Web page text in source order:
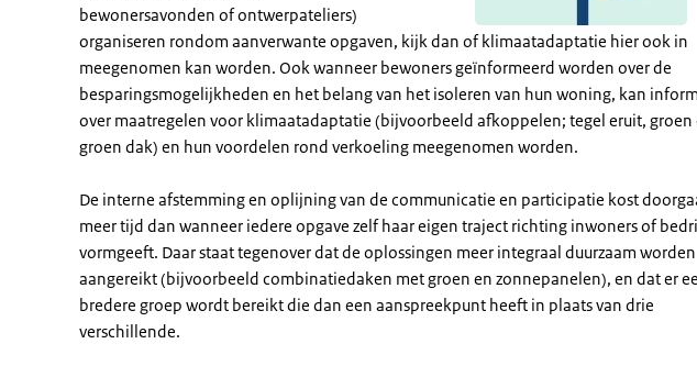
bewonersavonden of ontwerpateliers)
organiseren rondom aanverwante opgaven, kijk dan of klimaatadaptatie hier ook in
meegenomen kan worden. Ook wanneer bewoners geïnformeerd worden over de
besparingsmogelijkheden en het belang van het isoleren van hun woning, kan
over maatregelen voor klimaatadaptatie (bijvoorbeeld afkoppelen; tegel eruit, groen
groen dak) en hun voordelen rond verkoeling meegenomen worden.
De interne afstemming en oplijning van de communicatie en participatie kost
meer tijd dan wanneer iedere opgave zelf haar eigen traject richting inwoners of
vormgeeft. Daar staat tegenover dat de oplossingen meer integraal duurzaam worden
aangereikt (bijvoorbeeld combinatiedaken met groen en zonnepanelen), en dat er
bredere groep wordt bereikt die dan een aanspreekpunt heeft in plaats van drie
verschillende.